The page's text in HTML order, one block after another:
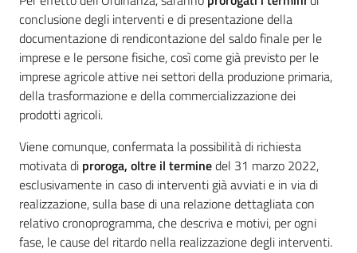
conclusione degli interventi e di presentazione della
documentazione di rendicontazione del saldo finale per le
imprese e le persone fisiche, così come già previsto per le
imprese agricole attive nei settori della produzione primaria,
della trasformazione e della commercializzazione dei
prodotti agricoli.
Viene comunque, confermata la possibilità di richiesta
motivata di proroga, oltre il terminedel 31 marzo 2022,
esclusivamente in caso di interventi già avviati e in via di
realizzazione, sulla base di una relazione dettagliata con
relativo cronoprogramma, che descriva e motivi, per ogni
fase, le cause del ritardo nella realizzazione degli interventi.